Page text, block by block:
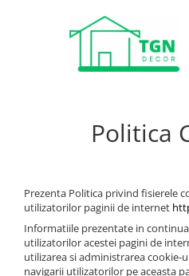
Profile decorative pentru interior – elemente decorative pentru pereți și tavane
Console decorative
Cornise masca galerie perdea
Cornișe din poliuretan
Nise, cupole si casete
Scafă LED pentru tavan
Grinzi decorative din poliuretan
Profile decorative pentru exterior – elemente arhitecturale pentru fațade
Pilastri pentru fațade
Placi de fuga
Profile LED pentru exterior –
Suprafețe decorative 3D cu relief tactil
Printuri decorative 3D cu relief
Politica
Prezenta Politica privind fisierele
utilizatorilor paginii de internet
Informatiile prezentate in
utilizatorilor acestei pagini de
utilizarea si administrarea
navigarii utilizatorilor pe aceasta